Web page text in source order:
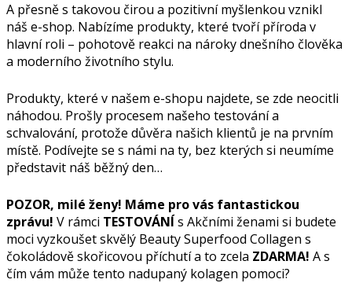
A přesně s takovou čirou a pozitivní myšlenkou vznikl
náš e-shop. Nabízíme produkty, které tvoří příroda v
hlavní roli – pohotově reakci na nároky dnešního člověka
a moderního životního stylu.
Produkty, které v našem e-shopu najdete, se zde neocitli
náhodou. Prošly procesem našeho testování a
schvalování, protože důvěra našich klientů je na prvním
místě. Podívejte se s námi na ty, bez kterých si neumíme
představit náš běžný den…
POZOR, milé ženy! Máme pro vás fantastickou
zprávu! V rámci TESTOVÁNÍs Akčními ženami si budete
moci vyzkoušet skvělý Beauty Superfood Collagen s
čokoládově skořicovou příchutí a to zcela ZDARMA! A s
čím vám může tento nadupaný kolagen pomoci?